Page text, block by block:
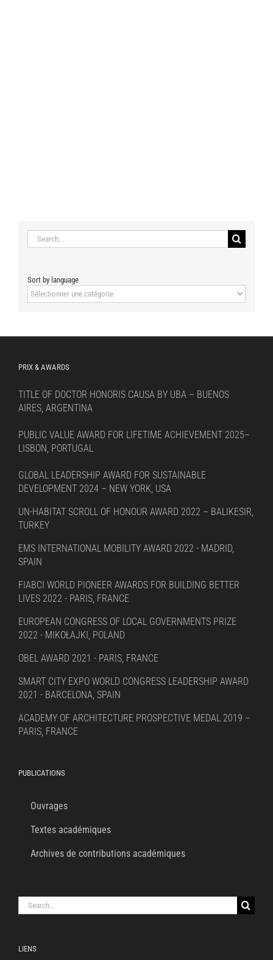
Search
for:
Sort by language
Sort
by
PRIX & AWARDS
TITLE OF DOCTOR HONORIS CAUSA BY UBA – BUENOS
AIRES, ARGENTINA
PUBLIC VALUE AWARD FOR LIFETIME ACHIEVEMENT 2025–
LISBON, PORTUGAL
GLOBAL LEADERSHIP AWARD FOR SUSTAINABLE
DEVELOPMENT 2024 – NEW YORK, USA
UN-HABITAT SCROLL OF HONOUR AWARD 2022 – BALIKESIR,
TURKEY
EMS INTERNATIONAL MOBILITY AWARD 2022 - MADRID,
SPAIN
FIABCI WORLD PIONEER AWARDS FOR BUILDING BETTER
LIVES 2022 - PARIS, FRANCE
EUROPEAN CONGRESS OF LOCAL GOVERNMENTS PRIZE
2022 - MIKOŁAJKI, POLAND
OBEL AWARD 2021 - PARIS, FRANCE
SMART CITY EXPO WORLD CONGRESS LEADERSHIP AWARD
2021 - BARCELONA, SPAIN
ACADEMY OF ARCHITECTURE PROSPECTIVE MEDAL 2019 –
PARIS, FRANCE
PUBLICATIONS
Ouvrages
Textes académiques
Archives de contributions académiques
Search
for:
LIENS